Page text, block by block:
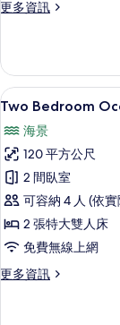
相
片
更多資訊
更
Ocean
View
Pool
的
詳
情
顯
Two
Bedroom
Ocean
View
Pool
Villa
的
11
Two Bedroom
海景
120 平方公尺
2 間臥室
可容納 4 人 (依
2 張特大雙人床
免費無線上網
更多資訊
更